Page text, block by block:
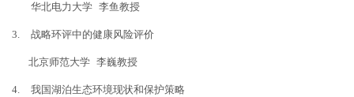
华北电力大学 李鱼教授
3. 战略环评中的健康风险评价
北京师范大学 李巍教授
4. 我国湖泊生态环境现状和保护策略